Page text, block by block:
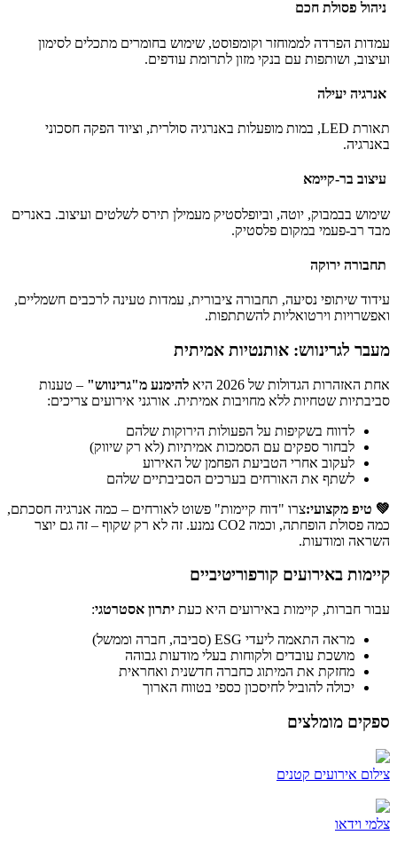
ניהול פסולת חכם
עמדות הפרדה לממוחזר וקומפוסט, שימוש בחומרים מתכלים לסימון
ועיצוב, ושותפות עם בנקי מזון לתרומת עודפים.
אנרגיה יעילה
תאורת LED, במות מופעלות באנרגיה סולרית, וציוד הפקה חסכוני
באנרגיה.
עיצוב בר-קיימא
שימוש בבמבוק, יוטה, וביופלסטיק מעמילן תירס לשלטים ועיצוב. באנרים
מבד רב-פעמי במקום פלסטיק.
תחבורה ירוקה
עידוד שיתופי נסיעה, תחבורה ציבורית, עמדות טעינה לרכבים חשמליים,
ואפשרויות וירטואליות להשתתפות.
מעבר לגרינווש: אותנטיות אמיתית
אחת האזהרות הגדולות של 2026 היא להימנע מ"גרינווש" – טענות
סביבתיות שטחיות ללא מחויבות אמיתית. אורגני אירועים צריכים:
לדווח בשקיפות על הפעולות הירוקות שלהם
לבחור ספקים עם הסמכות אמיתיות (לא רק שיווק)
לעקוב אחרי הטביעת הפחמן של האירוע
לשתף את האורחים בערכים הסביבתיים שלהם
💚 טיפ מקצועי:צרו "דוח קיימות" פשוט לאורחים – כמה אנרגיה חסכתם,
כמה פסולת הופחתה, וכמה CO2 נמנע. זה לא רק שקוף – זה גם יוצר
השראה ומודעות.
קיימות באירועים קורפוריטיביים
עבור חברות, קיימות באירועים היא כעת יתרון אסטרטגי:
מראה התאמה ליעדי ESG (סביבה, חברה וממשל)
מושכת עובדים ולקוחות בעלי מודעות גבוהה
מחזקת את המיתוג כחברה חדשנית ואחראית
יכולה להוביל לחיסכון כספי בטווח הארוך
ספקים מומלצים
צילום אירועים קטנים
צלמי וידאו